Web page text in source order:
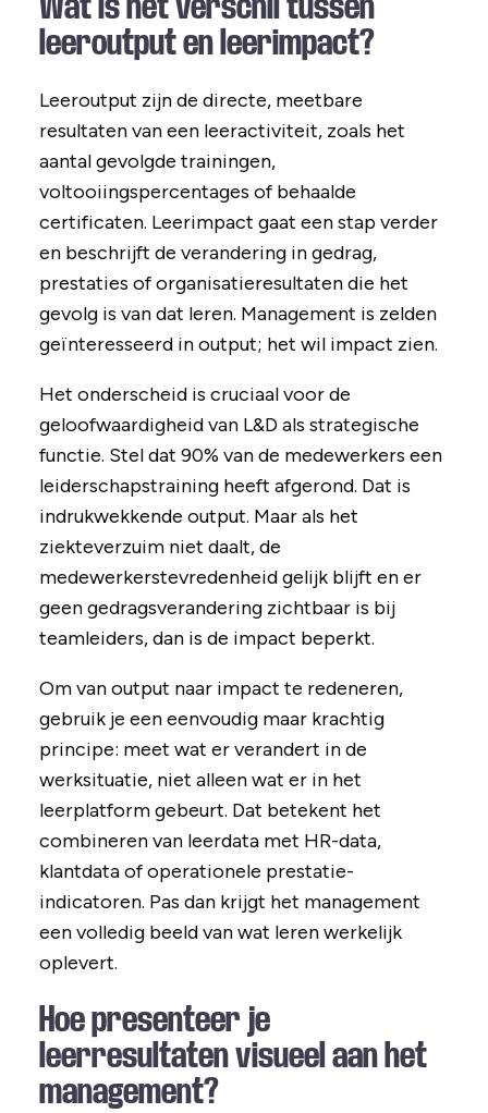
leeroutput en leerimpact?
Leeroutput zijn de directe, meetbare
resultaten van een leeractiviteit, zoals het
aantal gevolgde trainingen,
voltooiingspercentages of behaalde
certificaten. Leerimpact gaat een stap verder
en beschrijft de verandering in gedrag,
prestaties of organisatieresultaten die het
gevolg is van dat leren. Management is zelden
geïnteresseerd in output; het wil impact zien.
Het onderscheid is cruciaal voor de
geloofwaardigheid van L&D als strategische
functie. Stel dat 90% van de medewerkers een
leiderschapstraining heeft afgerond. Dat is
indrukwekkende output. Maar als het
ziekteverzuim niet daalt, de
medewerkerstevredenheid gelijk blijft en er
geen gedragsverandering zichtbaar is bij
teamleiders, dan is de impact beperkt.
Om van output naar impact te redeneren,
gebruik je een eenvoudig maar krachtig
principe: meet wat er verandert in de
werksituatie, niet alleen wat er in het
leerplatform gebeurt. Dat betekent het
combineren van leerdata met HR-data,
klantdata of operationele prestatie-
indicatoren. Pas dan krijgt het management
een volledig beeld van wat leren werkelijk
oplevert.
Hoe presenteer je
leerresultaten visueel aan het
management?